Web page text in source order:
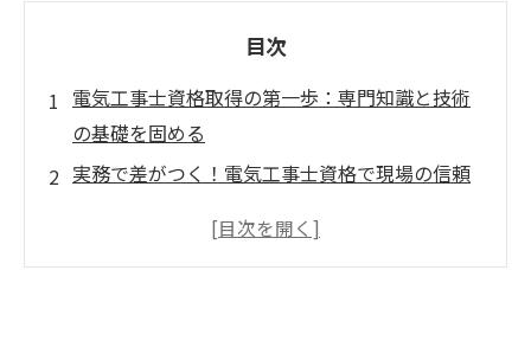
目次
電気工事士資格取得の第一歩：専門知識と技術
の基礎を固める
実務で差がつく！電気工事士資格で現場の信頼
資格を活かして挑戦！高度な電気工事技術への